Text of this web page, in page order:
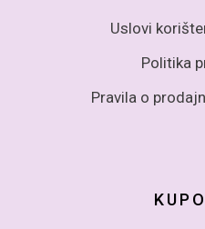
Uslovi
Politika
Pravila o